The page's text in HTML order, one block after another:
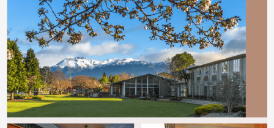
道，讓夜晚在歷史與靜謐之中緩緩展開。